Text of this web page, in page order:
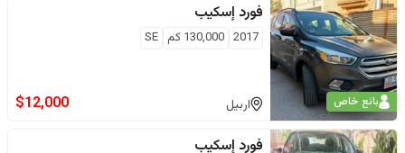
بائع خاص
فورد إسكيب
2017
130,000 كم SE
اربيل $12,000
فورد إسكيب